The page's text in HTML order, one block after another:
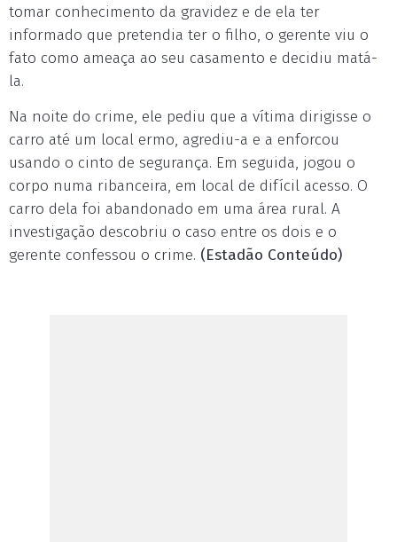
tomar conhecimento da gravidez e de ela ter
informado que pretendia ter o filho, o gerente viu o
fato como ameaça ao seu casamento e decidiu matá-
la.
Na noite do crime, ele pediu que a vítima dirigisse o
carro até um local ermo, agrediu-a e a enforcou
usando o cinto de segurança. Em seguida, jogou o
corpo numa ribanceira, em local de difícil acesso. O
carro dela foi abandonado em uma área rural. A
investigação descobriu o caso entre os dois e o
gerente confessou o crime. (Estadão Conteúdo)